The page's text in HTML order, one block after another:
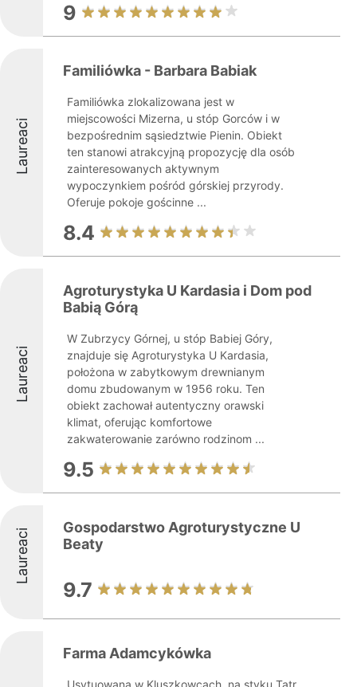
9
Laureaci
Familiówka - Barbara Babiak
Familiówka zlokalizowana jest w
miejscowości Mizerna, u stóp Gorców i w
bezpośrednim sąsiedztwie Pienin. Obiekt
ten stanowi atrakcyjną propozycję dla osób
zainteresowanych aktywnym
wypoczynkiem pośród górskiej przyrody.
Oferuje pokoje gościnne ...
8.4
Laureaci
Agroturystyka U Kardasia i Dom pod
Babią Górą
W Zubrzycy Górnej, u stóp Babiej Góry,
znajduje się Agroturystyka U Kardasia,
położona w zabytkowym drewnianym
domu zbudowanym w 1956 roku. Ten
obiekt zachował autentyczny orawski
klimat, oferując komfortowe
zakwaterowanie zarówno rodzinom ...
9.5
Laureaci
Gospodarstwo Agroturystyczne U
Beaty
9.7
Farma Adamcykówka
Usytuowana w Kluszkowcach, na styku Tatr